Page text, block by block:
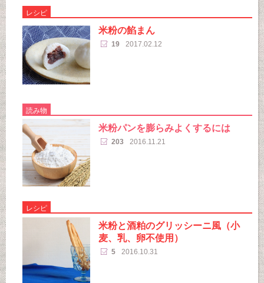
レシピ
米粉の餡まん
19 2017.02.12
読み物
米粉パンを膨らみよくするには
203 2016.11.21
レシピ
米粉と酒粕のグリッシーニ風（小
麦、乳、卵不使用）
5 2016.10.31